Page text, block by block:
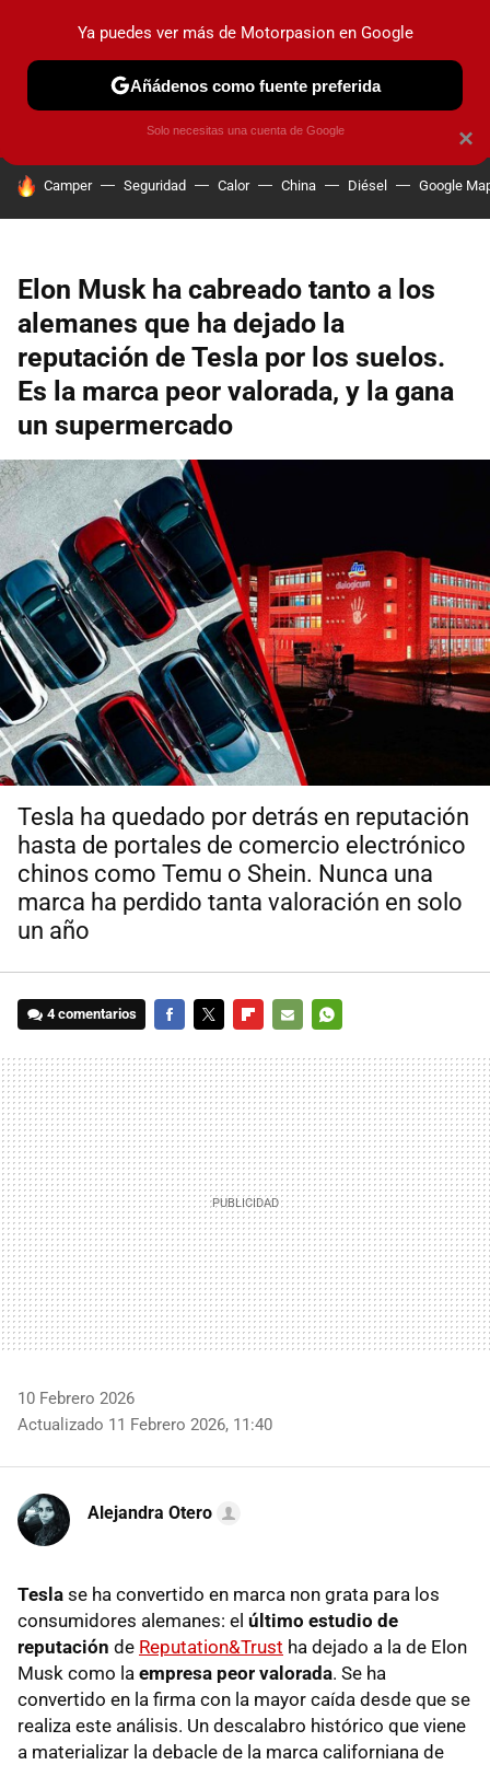
PRUEBAS COCHES ELÉCTRICOS OBSERVATORIO
HOY SE HABLA DE
Camper Seguridad Calor China Diésel Google
Elon Musk ha cabreado tanto a los
alemanes que ha dejado la
reputación de Tesla por los suelos.
Es la marca peor valorada, y la gana
un supermercado
Tesla ha quedado por detrás en reputación
hasta de portales de comercio electrónico
chinos como Temu o Shein. Nunca una
marca ha perdido tanta valoración en solo
un año
4 comentarios
MAIL
10 Febrero 2026
Actualizado 11 Febrero 2026, 11:40
Alejandra Otero
Tesla se ha convertido en marca non grata para los
consumidores alemanes: el último estudio de
reputación de Reputation&Trust ha dejado a la de Elon
Musk como la empresa peor valorada. Se ha
convertido en la firma con la mayor caída desde que se
realiza este análisis. Un descalabro histórico que viene
a materializar la debacle de la marca californiana de
×
Ya puedes ver más de Motorpasion en Google
Añádenos como fuente preferida
Solo necesitas una cuenta de Google